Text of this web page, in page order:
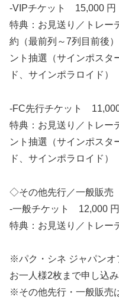
-VIPチケット 15,000 円
特典：お見送り／トレー
約（最前列～7列目前後
ント抽選（サインポスタ
ド、サインポラロイド）
-FC先行チケット 11,000
特典：お見送り／トレー
ント抽選（サインポスタ
ド、サインポラロイド）
◇その他先行／一般販売
-一般チケット 12,000 円
特典：お見送り／トレー
※パク・シネ ジャパンオ
お一人様2枚まで申し込
※その他先行・一般販売